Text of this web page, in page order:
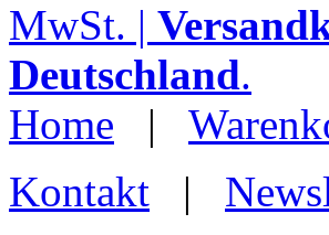
MwSt. |
Deutschland.
Home |
Kontakt |